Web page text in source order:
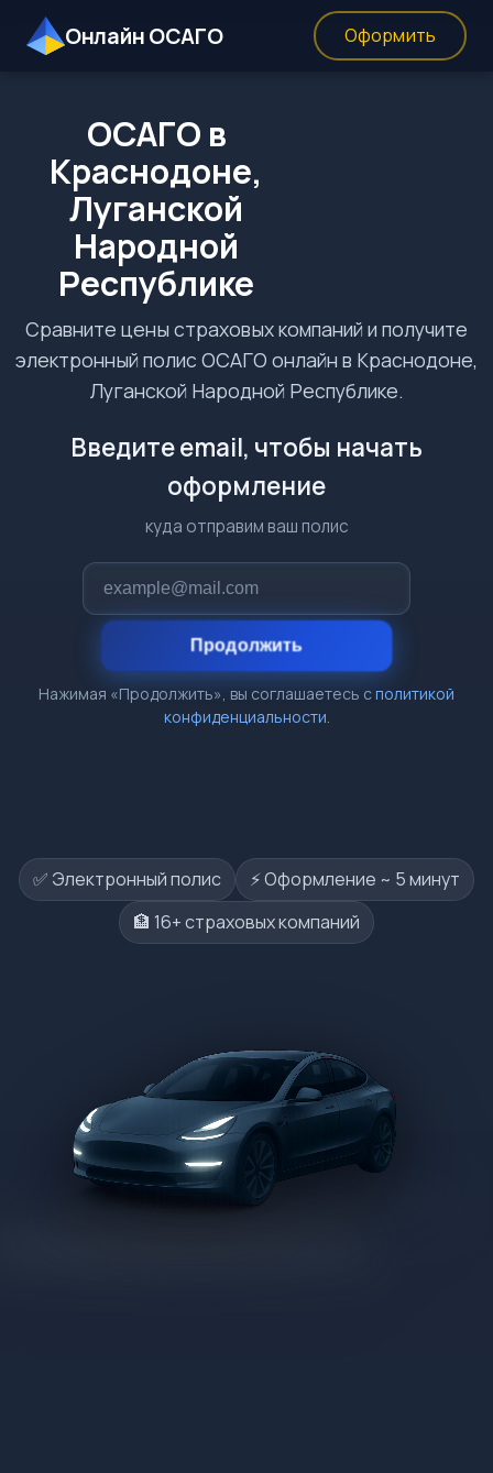
Онлайн ОСАГО Оформить
ОСАГО в
Краснодоне,
Луганской
Народной
Республике
Сравните цены страховых компаний и получите
электронный полис ОСАГО онлайн в Краснодоне,
Луганской Народной Республике.
Введите email, чтобы начать
оформление
куда отправим ваш полис
Продолжить
Нажимая «Продолжить», вы соглашаетесь сполитикой
конфиденциальности.
✅ Электронный полис
⚡️ Оформление ~ 5 минут
🏦 16+ страховых компаний